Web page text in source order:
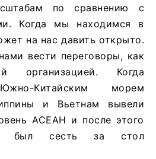
по сравнению с
Когда мы находимся в
на нас давить открыто.
вести переговоры, как
организацией. Когда
Китайским морем
и Вьетнам вывели
АСЕАН и после этого
был сесть за стол